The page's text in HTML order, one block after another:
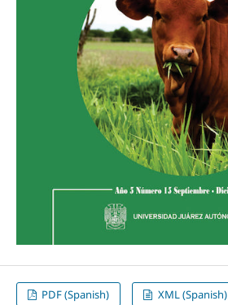
PDF (Spanish) XML (Spanish)